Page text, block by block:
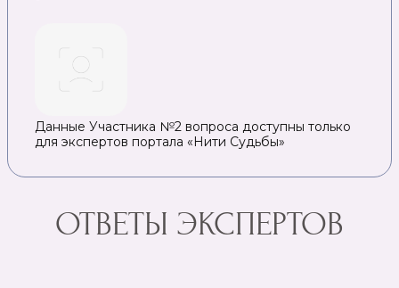
Данные Участника №2 вопроса доступны только
для экспертов портала «Нити Судьбы»
ОТВЕТЫ ЭКСПЕРТОВ